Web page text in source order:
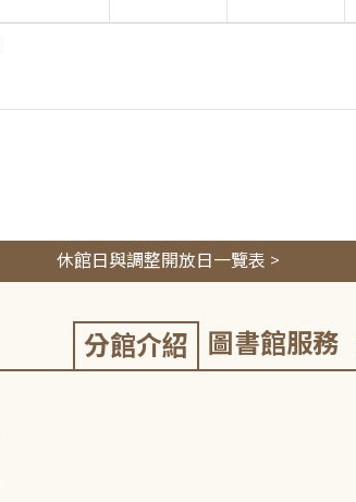
休館日與調整開放日一覽表 >
分館介紹 圖書館服務